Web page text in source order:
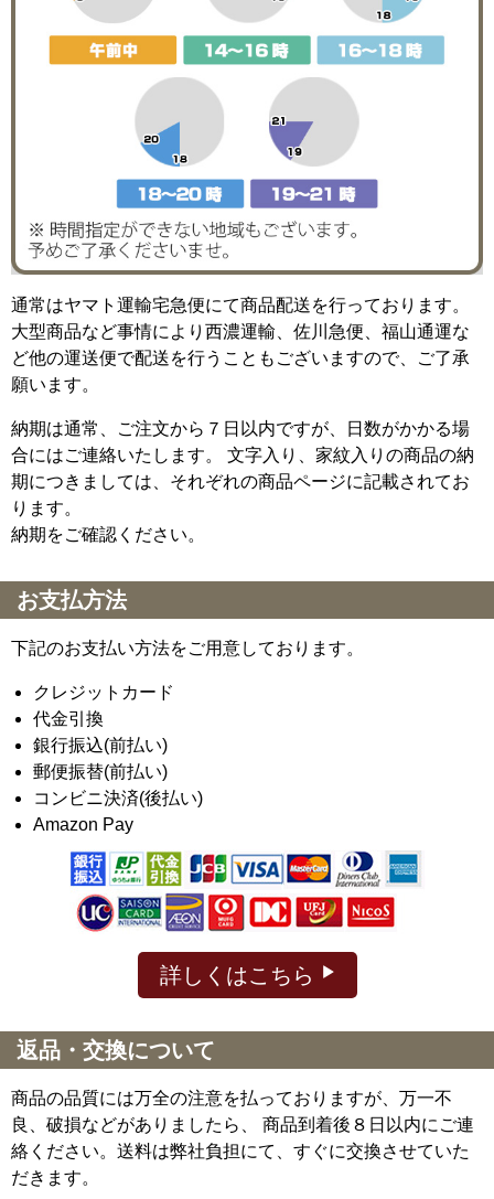
通常はヤマト運輸宅急便にて商品配送を行っております。
大型商品など事情により西濃運輸、佐川急便、福山通運な
ど他の運送便で配送を行うこともございますので、ご了承
願います。
納期は通常、ご注文から７日以内ですが、日数がかかる場
合にはご連絡いたします。 文字入り、家紋入りの商品の納
期につきましては、それぞれの商品ページに記載されてお
ります。
納期をご確認ください。
お支払方法
下記のお支払い方法をご用意しております。
クレジットカード
代金引換
銀行振込(前払い)
郵便振替(前払い)
コンビニ決済(後払い)
Amazon Pay
詳しくはこちら
返品・交換について
商品の品質には万全の注意を払っておりますが、万一不
良、破損などがありましたら、 商品到着後８日以内にご連
絡ください。送料は弊社負担にて、すぐに交換させていた
だきます。